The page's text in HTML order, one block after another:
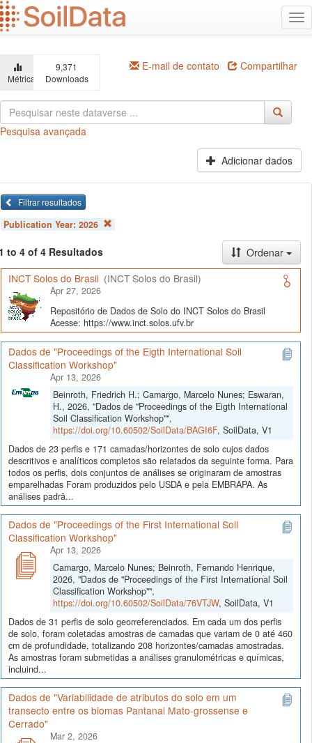
Ir
para
o
principal
Métricas
9,371
Downloads
E-mail de contato Compartilhar
Pesquisa avançada
Adicionar dados
Filtrar resultados
Publication Year: 2026
to 4 of 4 Resultados
Ordenar
INCT Solos do Brasil (INCT Solos do Brasil)
Apr 27, 2026
Repositório de Dados de Solo do INCT Solos do Brasil
Acesse: https://www.inct.solos.ufv.br
Dados de "Proceedings of the Eigth International Soil
Classification Workshop"
Apr 13, 2026
Beinroth, Friedrich H.; Camargo, Marcelo Nunes; Eswaran,
H., 2026, "Dados de "Proceedings of the Eigth International
Soil Classification Workshop"",
https://doi.org/10.60502/SoilData/BAGI6F, SoilData, V1
Dados de 23 perfis e 171 camadas/horizontes de solo cujos dados
descritivos e analíticos completos são relatados da seguinte forma. Para
todos os perfis, dois conjuntos de análises se originaram de amostras
emparelhadas Foram produzidos pelo USDA e pela EMBRAPA. As
análises padrã...
Dados de "Proceedings of the First International Soil
Classification Workshop"
Apr 13, 2026
Camargo, Marcelo Nunes; Beinroth, Fernando Henrique,
2026, "Dados de "Proceedings of the First International Soil
Classification Workshop"",
https://doi.org/10.60502/SoilData/76VTJW, SoilData, V1
Dados de 31 perfis de solo georreferenciados. Em cada um dos perfis
de solo, foram coletadas amostras de camadas que variam de 0 até 460
cm de profundidade, totalizando 208 horizontes/camadas amostradas.
As amostras foram submetidas a análises granulométricas e químicas,
incluind...
Dados de "Variabilidade de atributos do solo em um
transecto entre os biomas Pantanal Mato-grossense e
Cerrado"
Mar 2, 2026